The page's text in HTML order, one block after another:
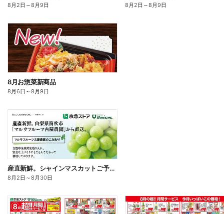
8月2日 ～8月9日 8月2日 ～8月9日
8月お惣菜新商品
8月6日 ～8月9日
産直新鮮。シャインマスカットご予約承り中
8月2日 ～8月30日